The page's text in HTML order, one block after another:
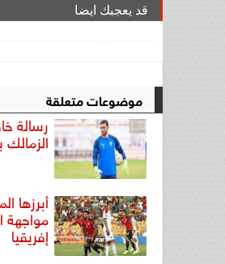
قد يعجبك ايضا
موضوعات متعلقة
رسالة
الزمالك
مواجهة
إفريقيا